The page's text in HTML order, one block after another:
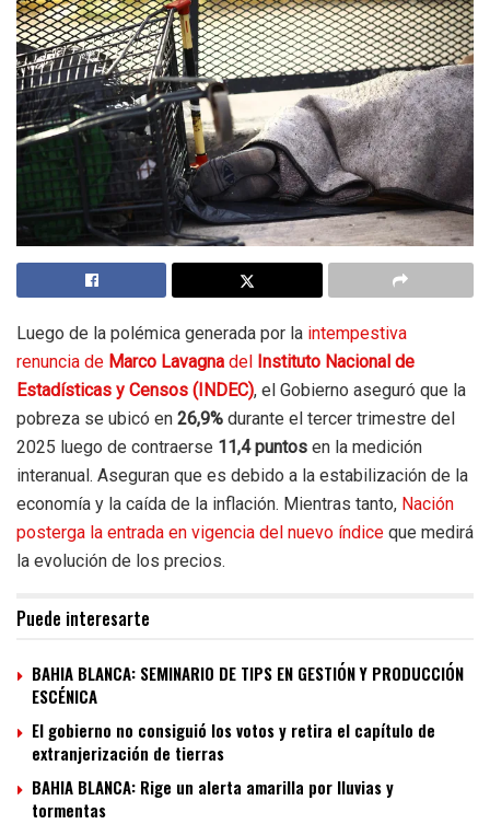
Luego de la polémica generada por la intempestiva
renuncia de Marco Lavagna del Instituto Nacional de
Estadísticas y Censos (INDEC), el Gobierno aseguró que la
pobreza se ubicó en 26,9% durante el tercer trimestre del
2025 luego de contraerse 11,4 puntos en la medición
interanual. Aseguran que es debido a la estabilización de la
economía y la caída de la inflación. Mientras tanto, Nación
posterga la entrada en vigencia del nuevo índice que medirá
la evolución de los precios.
Puede interesarte
BAHIA BLANCA: SEMINARIO DE TIPS EN GESTIÓN Y PRODUCCIÓN
ESCÉNICA
El gobierno no consiguió los votos y retira el capítulo de
extranjerización de tierras
BAHIA BLANCA: Rige un alerta amarilla por lluvias y
tormentas